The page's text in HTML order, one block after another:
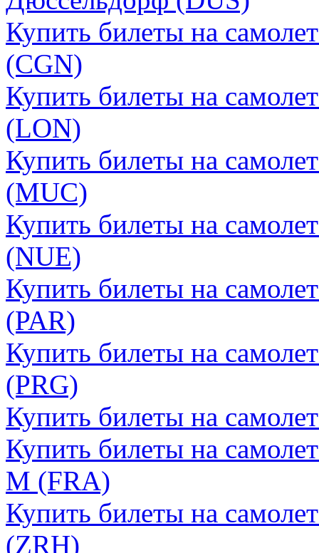
Купить билеты на
(CGN)
Купить билеты на
(LON)
Купить билеты на
(MUC)
Купить билеты на
(NUE)
Купить билеты на
(PAR)
Купить билеты на
(PRG)
Купить билеты на
Купить билеты на
М (FRA)
Купить билеты на
(ZRH)